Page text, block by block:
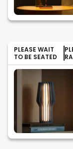
PLEASE WAIT
TO BE SEATED